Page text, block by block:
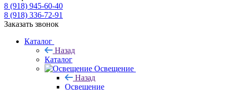
8 (918) 945-60-40
8 (918) 336-72-91
Заказать звонок
Каталог
Назад
Каталог
Освещение
Назад
Освещение